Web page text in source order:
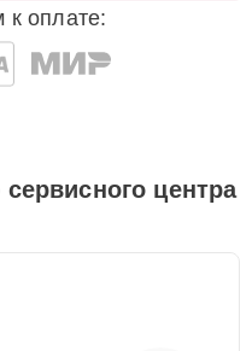
оплате:
центра